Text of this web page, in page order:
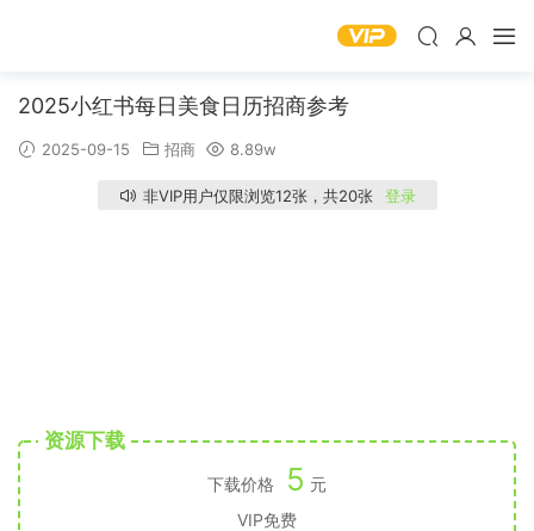
2025小红书每日美食日历招商参考
2025-09-15 招商 8.89w
非VIP用户仅限浏览12张，共20张 登录
资源下载
下载价格 5 元
VIP免费